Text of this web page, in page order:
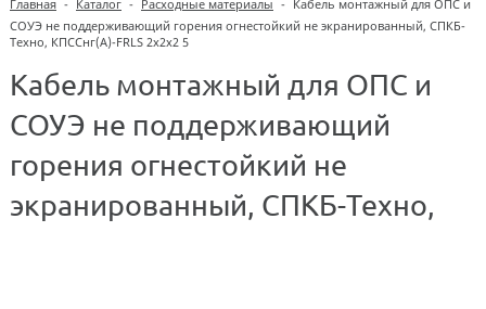
Главная - Каталог - Расходные материалы - Кабель монтажный для ОПС и
СОУЭ не поддерживающий горения огнестойкий не экранированный, СПКБ-
Техно, КПССнг(А)-FRLS 2х2х2 5
Кабель монтажный для ОПС и
СОУЭ не поддерживающий
горения огнестойкий не
экранированный, СПКБ-Техно,